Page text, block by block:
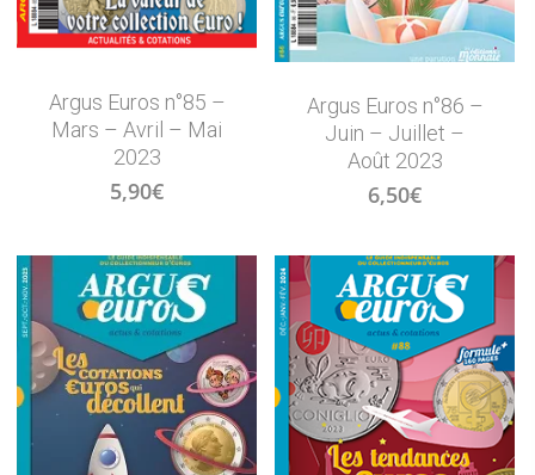
Argus Euros n°85 –
Mars – Avril – Mai
2023
5,90€
Argus Euros n°86 –
Juin – Juillet –
Août 2023
6,50€